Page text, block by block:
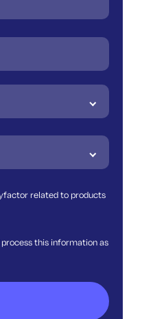
related to products
this information as